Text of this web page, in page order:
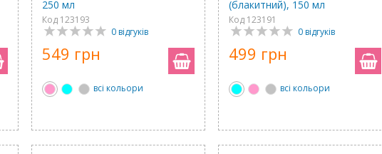
250 мл
Код 123193
0 відгуків
549 грн
всі кольори
(блакитний), 150 мл
Код 123191
0 відгуків
499 грн
всі кольори